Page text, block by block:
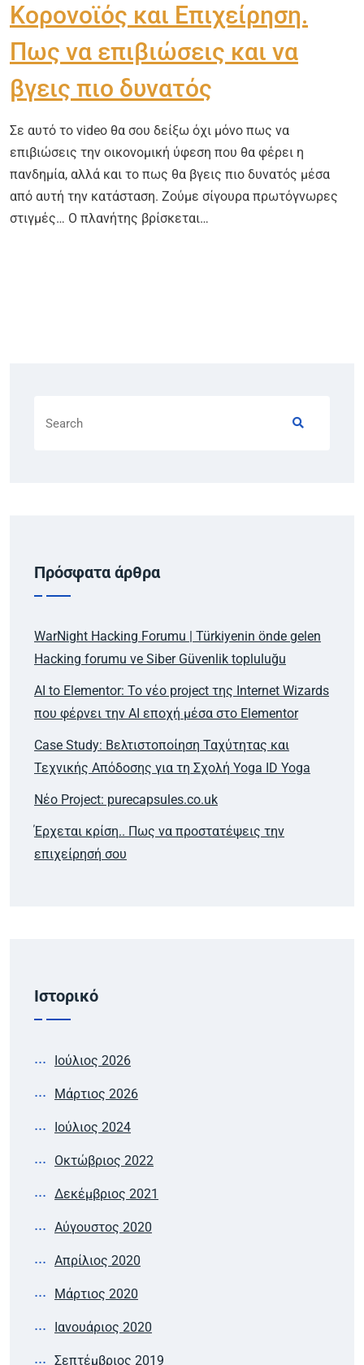
Κορονοϊός και Επιχείρηση.
Πως να επιβιώσεις και να
βγεις πιο δυνατός
Σε αυτό το video θα σου δείξω όχι μόνο πως να
επιβιώσεις την οικονομική ύφεση που θα φέρει η
πανδημία, αλλά και το πως θα βγεις πιο δυνατός μέσα
από αυτή την κατάσταση. Ζούμε σίγουρα πρωτόγνωρες
στιγμές… Ο πλανήτης βρίσκεται…
Πρόσφατα άρθρα
WarNight Hacking Forumu | Türkiyenin önde gelen
Hacking forumu ve Siber Güvenlik topluluğu
AI to Elementor: Το νέο project της Internet Wizards
που φέρνει την AI εποχή μέσα στο Elementor
Case Study: Βελτιστοποίηση Ταχύτητας και
Τεχνικής Απόδοσης για τη Σχολή Yoga ID Yoga
Νέο Project: purecapsules.co.uk
Έρχεται κρίση.. Πως να προστατέψεις την
επιχείρησή σου
Ιστορικό
Ιούλιος 2026
Μάρτιος 2026
Ιούλιος 2024
Οκτώβριος 2022
Δεκέμβριος 2021
Αύγουστος 2020
Απρίλιος 2020
Μάρτιος 2020
Ιανουάριος 2020
Σεπτέμβριος 2019